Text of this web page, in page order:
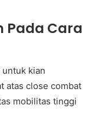
Pada Cara
kian
atas close combat
mobilitas tinggi